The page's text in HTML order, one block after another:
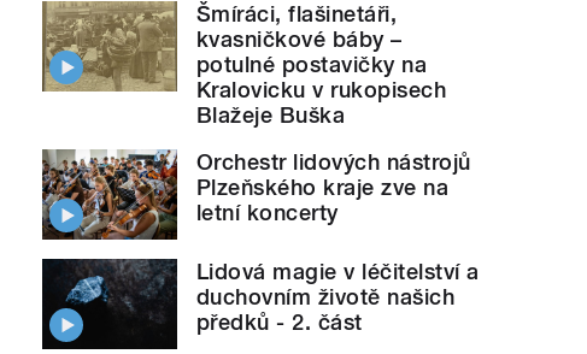
Šmíráci, flašinetáři,
kvasničkové báby –
potulné postavičky na
Kralovicku v rukopisech
Blažeje Buška
Orchestr lidových nástrojů
Plzeňského kraje zve na
letní koncerty
Lidová magie v léčitelství a
duchovním životě našich
předků - 2. část